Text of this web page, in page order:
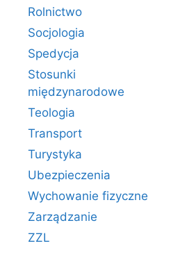
Rolnictwo
Socjologia
Spedycja
Stosunki
międzynarodowe
Teologia
Transport
Turystyka
Ubezpieczenia
Wychowanie fizyczne
Zarządzanie
ZZL